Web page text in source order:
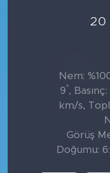
20
Nem:
9°,
km/s,
Görüş
Doğumu: